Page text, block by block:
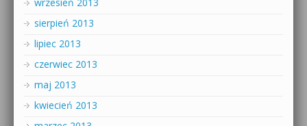
sierpień 2013
lipiec 2013
czerwiec 2013
maj 2013
kwiecień 2013